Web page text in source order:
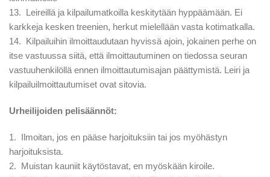
13. Leireillä ja kilpailumatkoilla keskitytään hyppäämään. Ei
karkkeja kesken treenien, herkut mielellään vasta kotimatkalla.
14. Kilpailuihin ilmoittaudutaan hyvissä ajoin, jokainen perhe on
itse vastuussa siitä, että ilmoittautuminen on tiedossa seuran
vastuuhenkilöllä ennen ilmoittautumisajan päättymistä. Leiri ja
kilpailuilmoittautumiset ovat sitovia.
Urheilijoiden pelisäännöt:
1. Ilmoitan, jos en pääse harjoituksiin tai jos myöhästyn
harjoituksista.
2. Muistan kauniit käytöstavat, en myöskään kiroile.